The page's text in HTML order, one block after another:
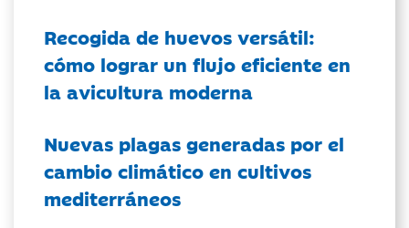
Recogida de huevos versátil:
cómo lograr un flujo eficiente en
la avicultura moderna
Nuevas plagas generadas por el
cambio climático en cultivos
mediterráneos